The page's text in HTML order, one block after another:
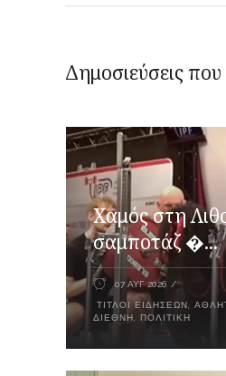
Δημοσιεύσεις
Χαμός στη
σαμποτάζ �...
07 ΑΥΓ 2026
ΤΊΤΛΟΙ ΕΙΔΉΣΕΩΝ
ΔΙΕΘΝΉ
ΠΟΛΙΤΙΚΉ